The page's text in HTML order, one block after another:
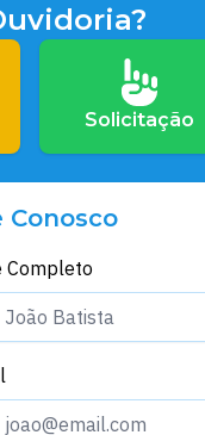
Solicitação
Conosco
Completo